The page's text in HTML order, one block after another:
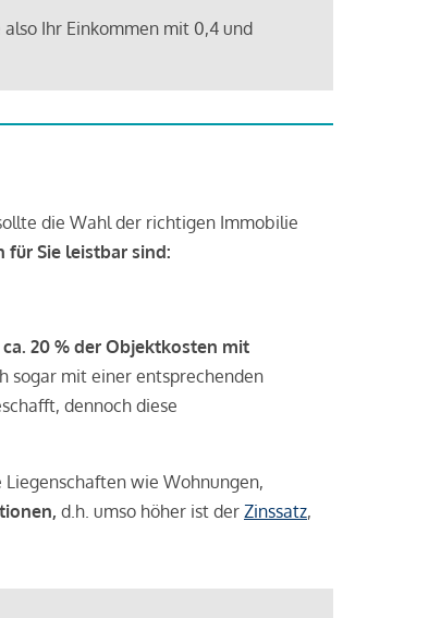
Ihr Einkommen mit 0,4 und
die Wahl der richtigen Immobilie
Sie leistbar sind:
ca. 20 % der Objektkosten mit
sogar mit einer entsprechenden
dennoch diese
wie Wohnungen,
d.h. umso höher ist der Zinssatz,